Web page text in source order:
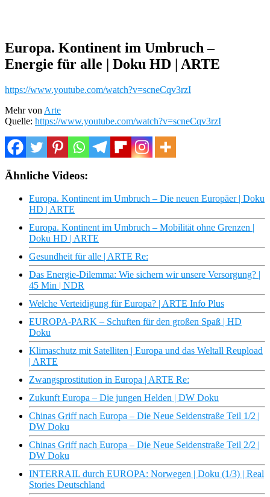
Europa. Kontinent im Umbruch –
Energie für alle | Doku HD | ARTE
https://www.youtube.com/watch?v=scneCqv3rzI
Mehr von Arte
Quelle: https://www.youtube.com/watch?v=scneCqv3rzI
Ähnliche Videos:
Europa. Kontinent im Umbruch – Die neuen Europäer | Doku
HD | ARTE
Europa. Kontinent im Umbruch – Mobilität ohne Grenzen |
Doku HD | ARTE
Gesundheit für alle | ARTE Re:
Das Energie-Dilemma: Wie sichern wir unsere Versorgung? |
45 Min | NDR
Welche Verteidigung für Europa? | ARTE Info Plus
EUROPA-PARK – Schuften für den großen Spaß | HD
Doku
Klimaschutz mit Satelliten | Europa und das Weltall Reupload
| ARTE
Zwangsprostitution in Europa | ARTE Re:
Zukunft Europa – Die jungen Helden | DW Doku
Chinas Griff nach Europa – Die Neue Seidenstraße Teil 1/2 |
DW Doku
Chinas Griff nach Europa – Die Neue Seidenstraße Teil 2/2 |
DW Doku
INTERRAIL durch EUROPA: Norwegen | Doku (1/3) | Real
Stories Deutschland